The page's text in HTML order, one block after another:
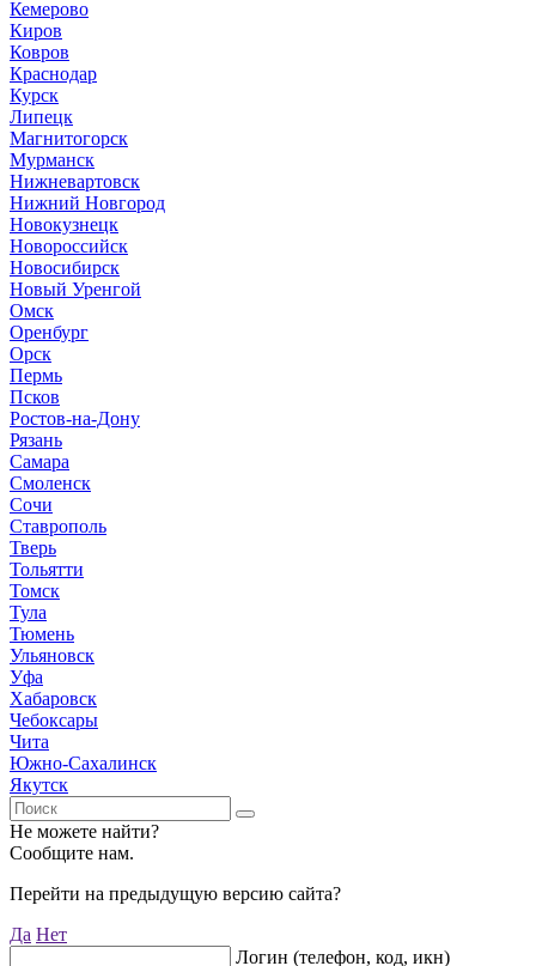
Кемерово
Киров
Ковров
Краснодар
Курск
Липецк
Магнитогорск
Мурманск
Нижневартовск
Нижний Новгород
Новокузнецк
Новороссийск
Новосибирск
Новый Уренгой
Омск
Оренбург
Орск
Пермь
Псков
Ростов-на-Дону
Рязань
Самара
Смоленск
Сочи
Ставрополь
Тверь
Тольятти
Томск
Тула
Тюмень
Ульяновск
Уфа
Хабаровск
Чебоксары
Чита
Южно-Сахалинск
Якутск
Не можете найти?
Сообщите нам.
Перейти на предыдущую версию сайта?
Да Нет
Логин (телефон, код, икн)